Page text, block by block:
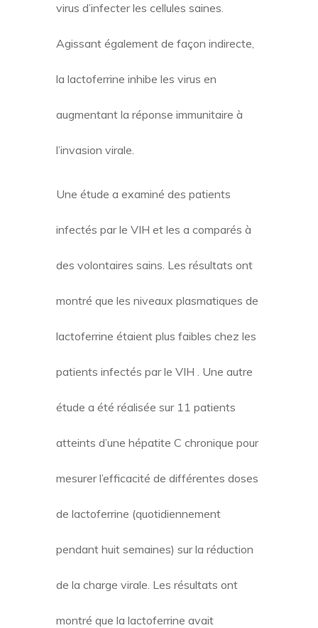
virus d’infecter les cellules saines.
Agissant également de façon indirecte,
la lactoferrine inhibe les virus en
augmentant la réponse immunitaire à
l’invasion virale.
Une étude a examiné des patients
infectés par le VIH et les a comparés à
des volontaires sains. Les résultats ont
montré que les niveaux plasmatiques de
lactoferrine étaient plus faibles chez les
patients infectés par le VIH . Une autre
étude a été réalisée sur 11 patients
atteints d’une hépatite C chronique pour
mesurer l’efficacité de différentes doses
de lactoferrine (quotidiennement
pendant huit semaines) sur la réduction
de la charge virale. Les résultats ont
montré que la lactoferrine avait